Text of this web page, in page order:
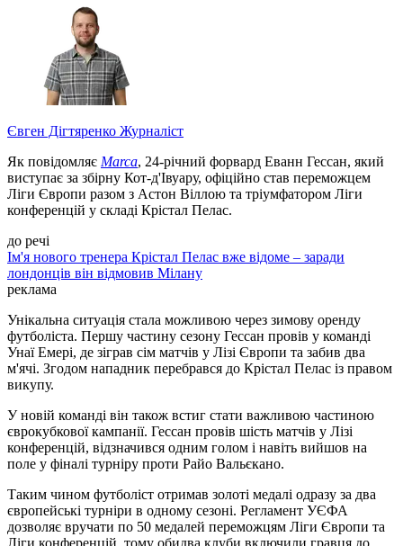
Євген Дігтяренко Журналіст
Як повідомляє Marca, 24-річний форвард Еванн Гессан, який
виступає за збірну Кот-д'Івуару, офіційно став переможцем
Ліги Європи разом з Астон Віллою та тріумфатором Ліги
конференцій у складі Крістал Пелас.
до речі
Ім'я нового тренера Крістал Пелас вже відоме – заради
лондонців він відмовив Мілану
реклама
Унікальна ситуація стала можливою через зимову оренду
футболіста. Першу частину сезону Гессан провів у команді
Унаї Емері, де зіграв сім матчів у Лізі Європи та забив два
м'ячі. Згодом нападник перебрався до Крістал Пелас із правом
викупу.
У новій команді він також встиг стати важливою частиною
єврокубкової кампанії. Гессан провів шість матчів у Лізі
конференцій, відзначився одним голом і навіть вийшов на
поле у фіналі турніру проти Райо Вальєкано.
Таким чином футболіст отримав золоті медалі одразу за два
європейські турніри в одному сезоні. Регламент УЄФА
дозволяє вручати по 50 медалей переможцям Ліги Європи та